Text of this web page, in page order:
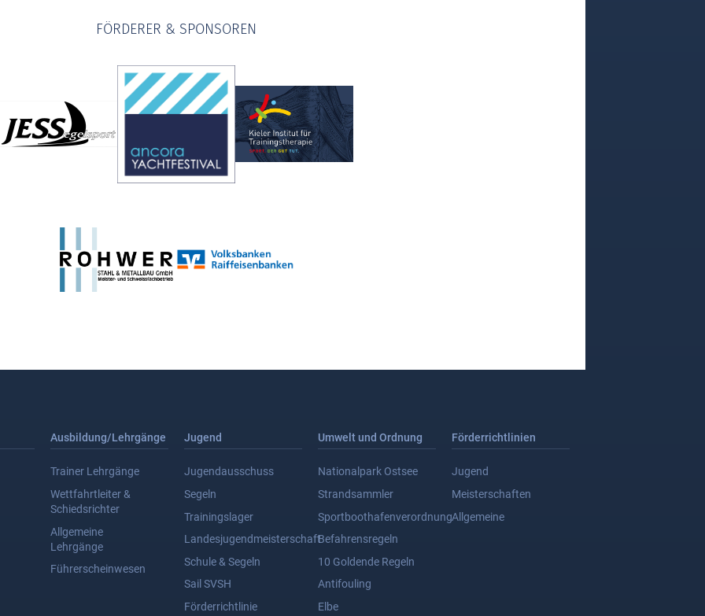
FÖRDERER & SPONSOREN
Ausbildung/Lehrgänge
Trainer Lehrgänge
Wettfahrtleiter &
Schiedsrichter
Allgemeine
Lehrgänge
Führerscheinwesen
Jugend
Jugendausschuss
Segeln
Trainingslager
Landesjugendmeisterschaft
Schule & Segeln
Sail SVSH
Förderrichtlinie
Umwelt und Ordnung
Nationalpark Ostsee
Strandsammler
Sportboothafenverordnung
Befahrensregeln
10 Goldende Regeln
Antifouling
Elbe
Förderrichtlinien
Jugend
Meisterschaften
Allgemeine